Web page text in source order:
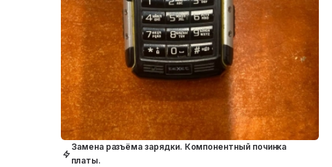
Замена разъёма зарядки. Компонентный починка
платы.